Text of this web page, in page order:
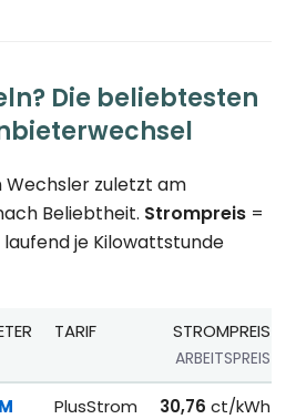
Die beliebtesten
Wechsler zuletzt am
Beliebtheit. Strompreis =
je Kilowattstunde
Anbieterwechsel;
TARIF STROMPREIS
ARBEITSPREIS
PlusStrom
30,76 ct/kWh